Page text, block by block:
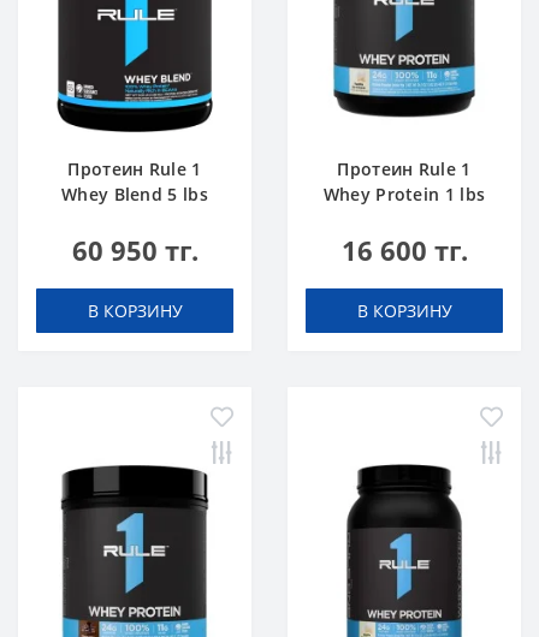
Протеин Rule 1
Whey Blend 5 lbs
60 950 тг.
В КОРЗИНУ
Протеин Rule 1
Whey Protein 1 lbs
Мороженое
16 600 тг.
В КОРЗИНУ